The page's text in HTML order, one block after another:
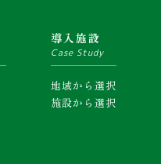
導入施設
Case Study
地域から選択
施設から選択